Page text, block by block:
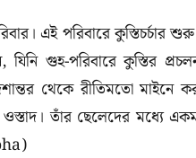
এই পরিবারে কুস্তিচর্চার
গুহ-পরিবারে কুস্তির
থেকে রীতিমতো মাইনে
তাঁর ছেলেদের মধ্যে